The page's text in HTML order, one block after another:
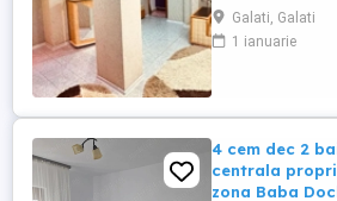
decomandate,
parterul unui
P+4, construit în
suprafață totală
Galati, Galati
1 ianuarie
4 cem dec 2
centrala
zona Baba